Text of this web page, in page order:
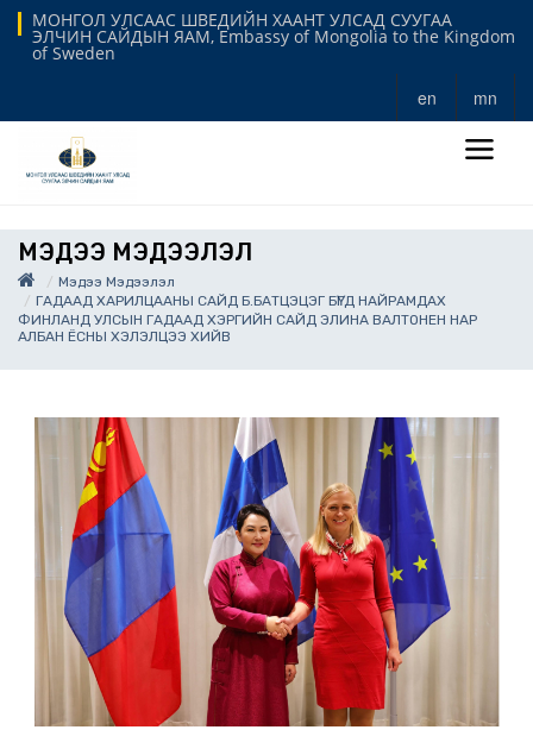
МОНГОЛ УЛСААС ШВЕДИЙН ХААНТ УЛСАД СУУГАА
ЭЛЧИН САЙДЫН ЯАМ, Embassy of Mongolia to the Kingdom
of Sweden
en mn
МЭДЭЭ МЭДЭЭЛЭЛ
Мэдээ Мэдээлэл
ГАДААД ХАРИЛЦААНЫ САЙД Б.БАТЦЭЦЭГ БҮГД НАЙРАМДАХ
ФИНЛАНД УЛСЫН ГАДААД ХЭРГИЙН САЙД ЭЛИНА ВАЛТОНЕН НАР
АЛБАН ЁСНЫ ХЭЛЭЛЦЭЭ ХИЙВ